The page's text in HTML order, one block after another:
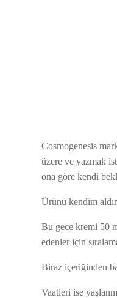
Cosmogenesis
üzere ve yazmak
ona göre kendi
Ürünü kendim
Bu gece kremi 50
edenler için
Biraz içeriğinden
Vaatleri ise